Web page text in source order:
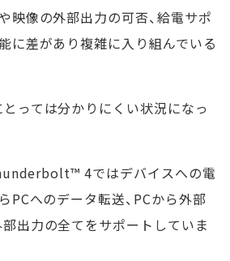
映像の外部出力の可否、給電サポ
に差があり複雑に入り組んでいる
っては分かりにくい状況になっ
4ではデバイスへの電
PCへのデータ転送、PCから外部
出力の全てをサポートしていま